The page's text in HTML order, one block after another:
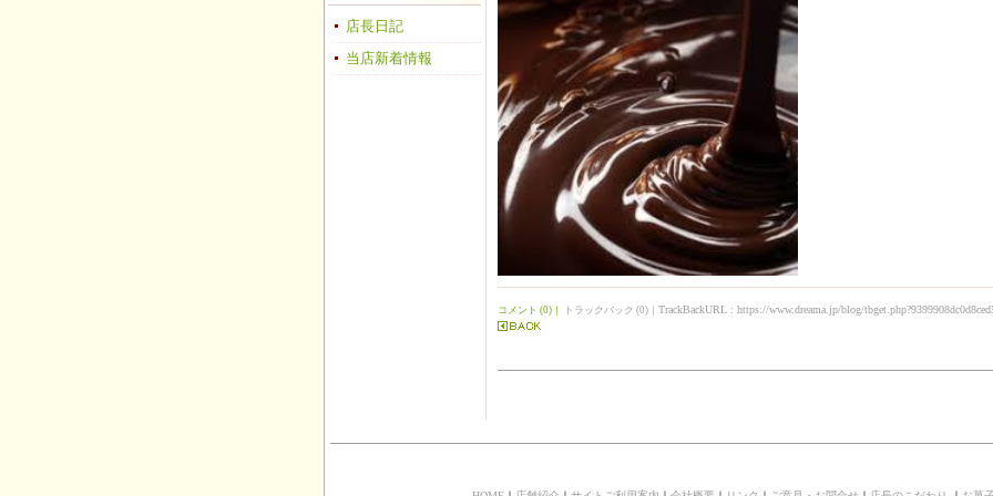
店長日記
当店新着情報
コメント (0) ｜ トラックバック (0) TrackBackURL : https://www.dreama.jp/blog/